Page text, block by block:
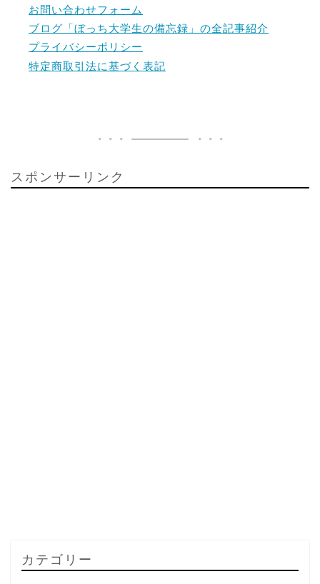
お問い合わせフォーム
ブログ「ぼっち大学生の備忘録」の全記事紹介
プライバシーポリシー
特定商取引法に基づく表記
スポンサーリンク
カテゴリー